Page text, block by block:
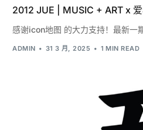
2012 JUE | MUSIC + ART x
感谢icon地图 的大力支持！最新一
ADMIN 31 3 月, 2025 1 MIN READ